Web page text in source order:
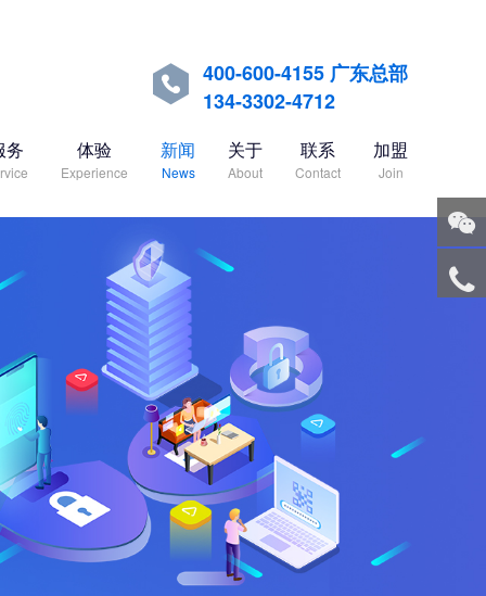

400-600-4155 广东总部
134-3302-4712
务 体验
Experience
新闻
News
关于
About
联系
Contact
加盟
Join
微信